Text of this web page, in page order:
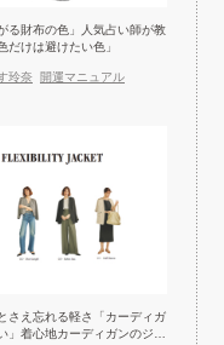
る財布の色」人気占い師が教
だけは避けたい色」
玲奈 開運マニュアル
さえ忘れる軽さ「カーディガ
」着心地カーディガンのジャ